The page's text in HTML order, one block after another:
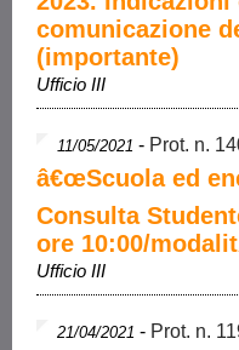
comunicazione
(importante)
Ufficio III
11/05/2021 - Prot. n.
â€œScuola ed
Consulta
ore 10:00/
Ufficio III
21/04/2021 - Prot. n.